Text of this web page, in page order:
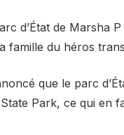
d’État de Marsha P
famille du héros
que le parc
Park, ce qui en